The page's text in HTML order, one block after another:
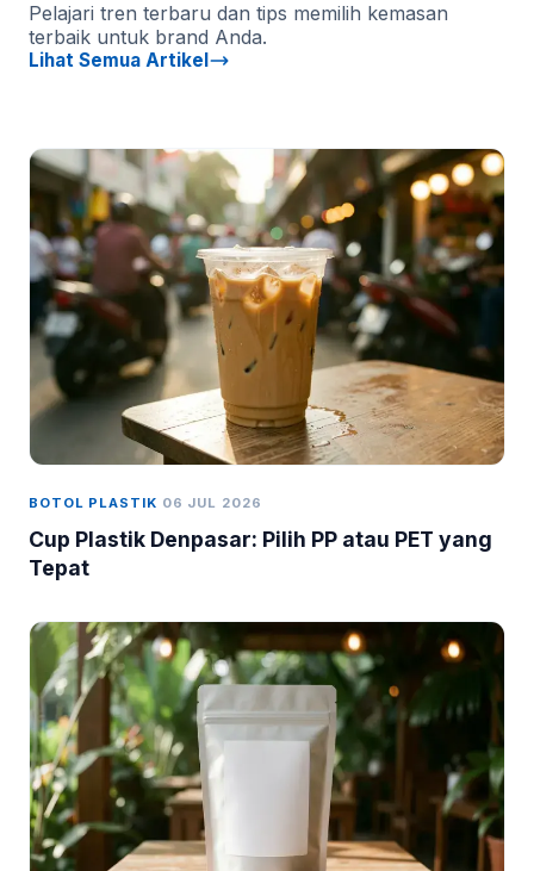
Pelajari tren terbaru dan tips memilih kemasan
terbaik untuk brand Anda.
Lihat Semua Artikel
BOTOL PLASTIK 06 JUL 2026
Cup Plastik Denpasar: Pilih PP atau PET yang
Tepat